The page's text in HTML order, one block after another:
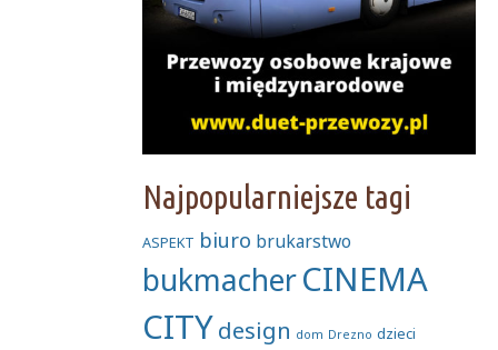
Najpopularniejsze tagi
ASPEKT biuro brukarstwo
bukmacherCINEMA
CITYdesign dom Drezno dzieci